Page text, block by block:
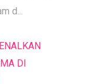
d...
DI